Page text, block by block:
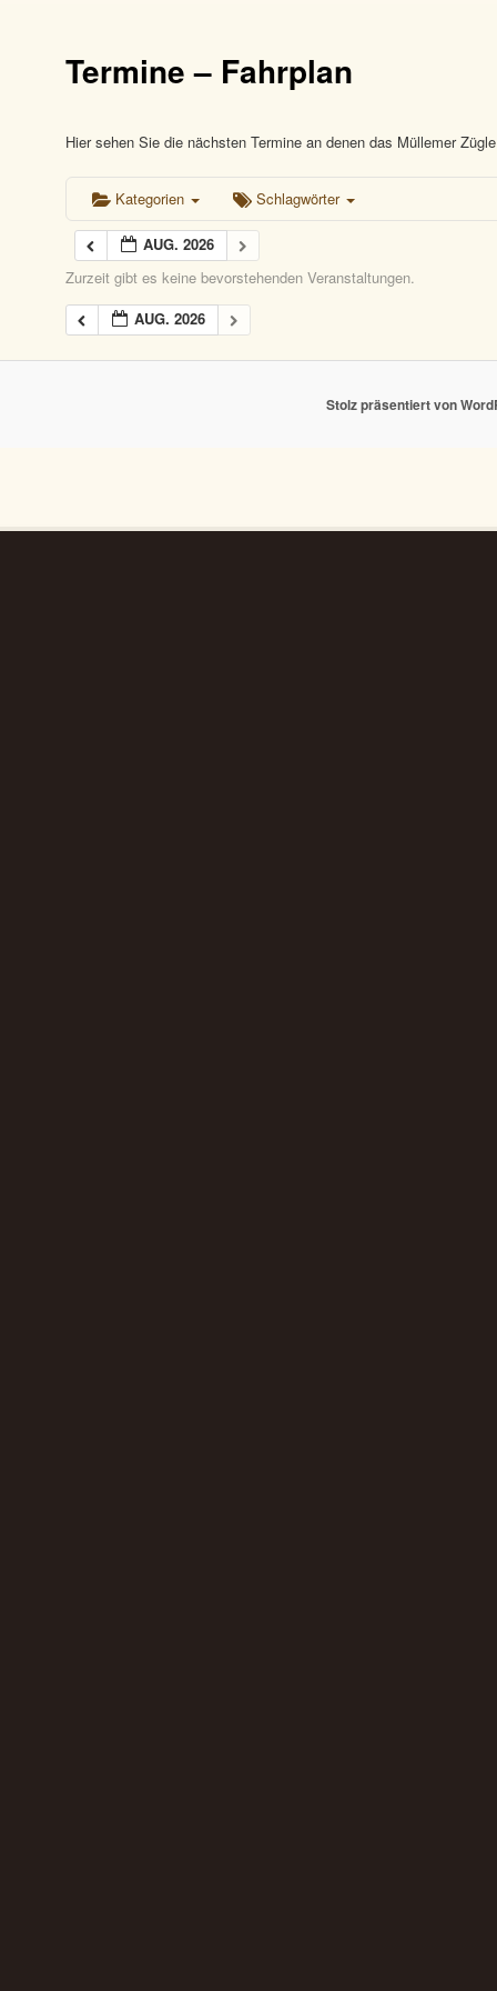
Termine – Fahrplan
Hier sehen Sie die nächsten Termine an denen das Müllemer
Kategorien Schlagwörter
AUG. 2026
Zurzeit gibt es keine bevorstehenden Veranstaltungen.
AUG. 2026
Stolz präsentiert von